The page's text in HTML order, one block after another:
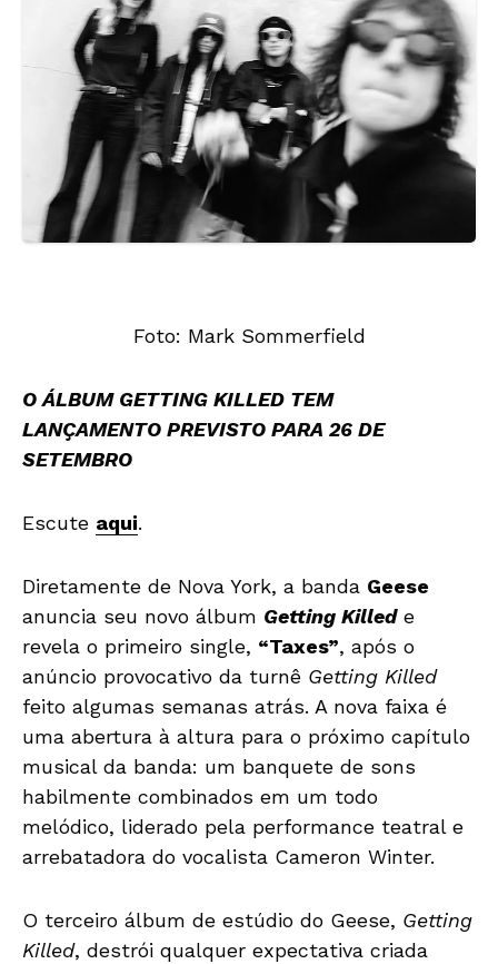
Foto: Mark Sommerfield
O ÁLBUM GETTING KILLED TEM
LANÇAMENTO PREVISTO PARA 26 DE
SETEMBRO
Escute aqui.
Diretamente de Nova York, a banda Geese
anuncia seu novo álbum Getting Killed e
revela o primeiro single, “Taxes”, após o
anúncio provocativo da turnê Getting Killed
feito algumas semanas atrás. A nova faixa é
uma abertura à altura para o próximo capítulo
musical da banda: um banquete de sons
habilmente combinados em um todo
melódico, liderado pela performance teatral e
arrebatadora do vocalista Cameron Winter.
O terceiro álbum de estúdio do Geese, Getting
Killed, destrói qualquer expectativa criada